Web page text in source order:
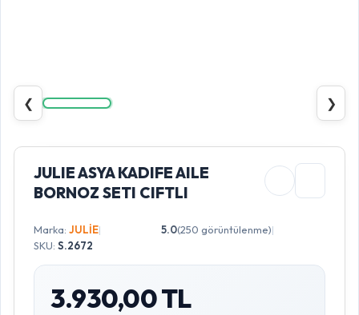
❮ ❯
JULIE ASYA KADIFE AILE
BORNOZ SETI CIFTLI
Marka: JULİE| 5.0(250 görüntülenme)|
SKU: S.2672
3.930,00 TL